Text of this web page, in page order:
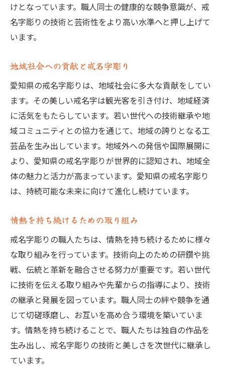
けとなっています。職人同士の健康的な競争意識が、戒
名字彫りの技術と芸術性をより高い水準へと押し上げて
います。
地域社会への貢献と戒名字彫り
愛知県の戒名字彫りは、地域社会に多大な貢献をしてい
ます。その美しい戒名字は観光客を引き付け、地域経済
に活気をもたらしています。若い世代への技術継承や地
域コミュニティとの協力を通じて、地域の誇りとなる工
芸品を生み出しています。地域外への発信や国際展開に
より、愛知県の戒名字彫りが世界的に認知され、地域全
体の魅力と活力が高まっています。愛知県の戒名字彫り
は、持続可能な未来に向けて進化し続けています。
情熱を持ち続けるための取り組み
戒名字彫りの職人たちは、情熱を持ち続けるために様々
な取り組みを行っています。技術向上のための研鑽や挑
戦、伝統と革新を融合させる努力が重要です。若い世代
に技術を伝える取り組みや先輩からの指導により、技術
の継承と発展を図っています。職人同士の絆や競争を通
じて切磋琢磨し、お互いを高め合う環境を築いていま
す。情熱を持ち続けることで、職人たちは独自の作品を
生み出し、戒名字彫りの技術と美しさを次世代に継承し
ています。